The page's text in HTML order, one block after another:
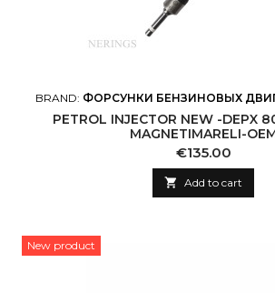
BRAND: ФОРСУНКИ БЕНЗИНОВЫХ
PETROL INJECTOR NEW -DEPX
MAGNETIMARELI-
Price
€135.00
 Add to cart
New product